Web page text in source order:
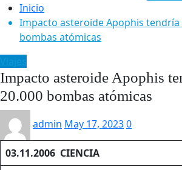
Inicio
Impacto asteroide Apophis tendría
bombas atómicas
Impacto asteroide Apophis
20.000 bombas atómicas
admin May 17, 20230
03.11.2006 CIENCIA